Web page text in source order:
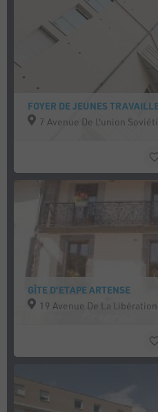
FOYER DE JEUNES
7 Avenue De L'union
GÎTE D'ETAPE ARTENSE
19 Avenue De La